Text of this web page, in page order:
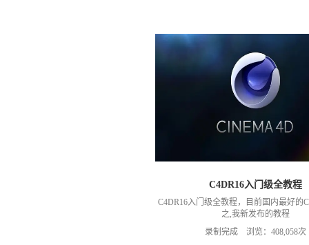
C4DR16入门级全教程
C4DR16入门级全教程，目前国内最好的
之,我新发布的教程
http://www.zxk8.cn/course/
【c4d R17 Xpresso 全教程——c4d高手
录制完成 浏览：408,058次